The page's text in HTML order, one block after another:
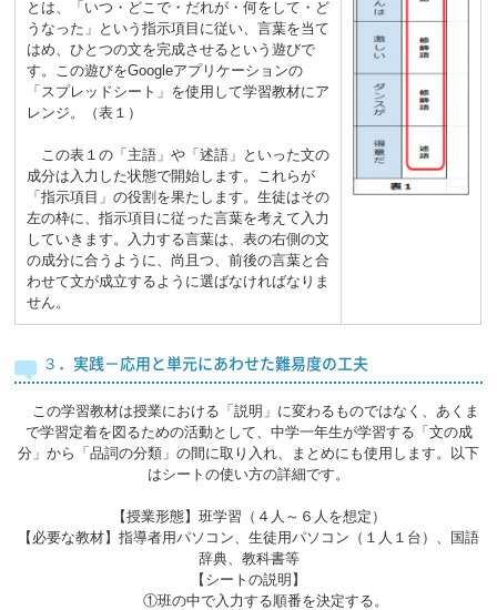
とは、「いつ・どこで・だれが・何をして・ど
うなった」という指示項目に従い、言葉を当て
はめ、ひとつの文を完成させるという遊びで
す。この遊びをGoogleアプリケーションの
「スプレッドシート」を使用して学習教材にア
レンジ。（表１）
この表１の「主語」や「述語」といった文の
成分は入力した状態で開始します。これらが
「指示項目」の役割を果たします。生徒はその
左の枠に、指示項目に従った言葉を考えて入力
していきます。入力する言葉は、表の右側の文
の成分に合うように、尚且つ、前後の言葉と合
わせて文が成立するように選ばなければなりま
せん。
３．実践－応用と単元にあわせた難易度の工夫
この学習教材は授業における「説明」に変わるものではなく、あくま
で学習定着を図るための活動として、中学一年生が学習する「文の成
分」から「品詞の分類」の間に取り入れ、まとめにも使用します。以下
はシートの使い方の詳細です。
【授業形態】班学習（４人～６人を想定）
【必要な教材】指導者用パソコン、生徒用パソコン（１人１台）、国語
辞典、教科書等
【シートの説明】
①班の中で入力する順番を決定する。